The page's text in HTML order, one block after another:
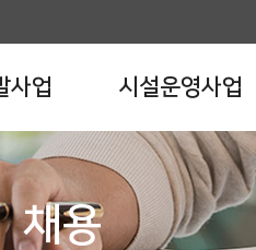
사업 시설운영사업
채용